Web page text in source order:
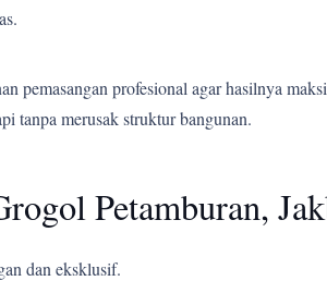
pemasangan profesional agar hasilnya
tanpa merusak struktur bangunan.
Petamburan,
dan eksklusif.